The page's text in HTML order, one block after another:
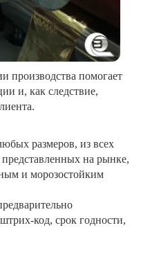
производства помогает
и, как следствие,
размеров, из всех
на рынке,
и морозостойким
код, срок годности,